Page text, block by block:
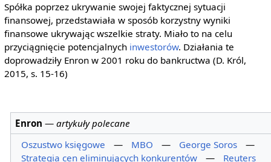
Spółka poprzez ukrywanie swojej faktycznej sytuacji
finansowej, przedstawiała w sposób korzystny wyniki
finansowe ukrywając wszelkie straty. Miało to na celu
przyciągnięcie potencjalnych inwestorów. Działania te
doprowadziły Enron w 2001 roku do bankructwa (D. Król,
2015, s. 15-16)
Enron —artykuły polecane
Oszustwo księgowe
— MBO — George Soros
—
Strategia cen eliminujących konkurentów
—
Reuters